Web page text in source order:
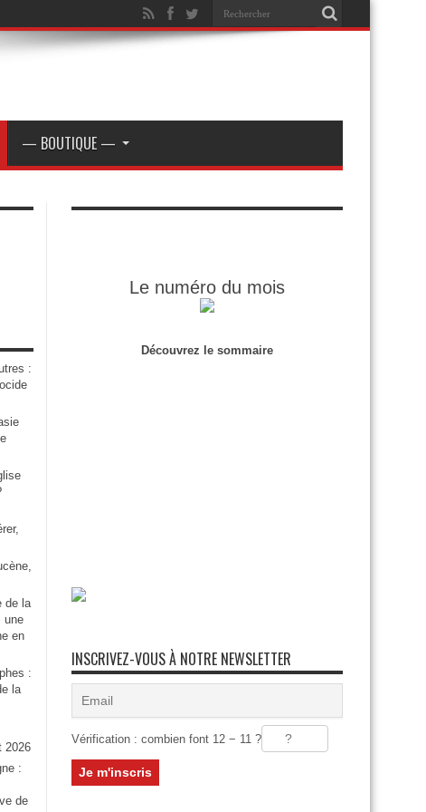
— BOUTIQUE —
:
de la
une
en
:
la
2026
:
de
Le numéro du mois
Découvrez le sommaire
INSCRIVEZ-VOUS À NOTRE NEWSLETTER
Vérification : combien font 12 − 11 ?